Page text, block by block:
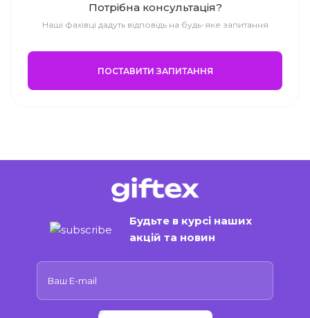
Потрібна консультація?
Наші фахівці дадуть відповідь на будь-яке запитання
ПОСТАВИТИ ЗАПИТАННЯ
Будьте в курсі наших
акцій та новин